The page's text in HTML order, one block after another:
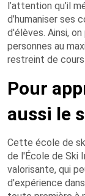
l’attention qu’il
d’humaniser ses
d'élèves. Ainsi,
personnes au
restreint de
Pour
aussi le
Cette école de
de l'École de Ski
valorisante, qui
d'expérience